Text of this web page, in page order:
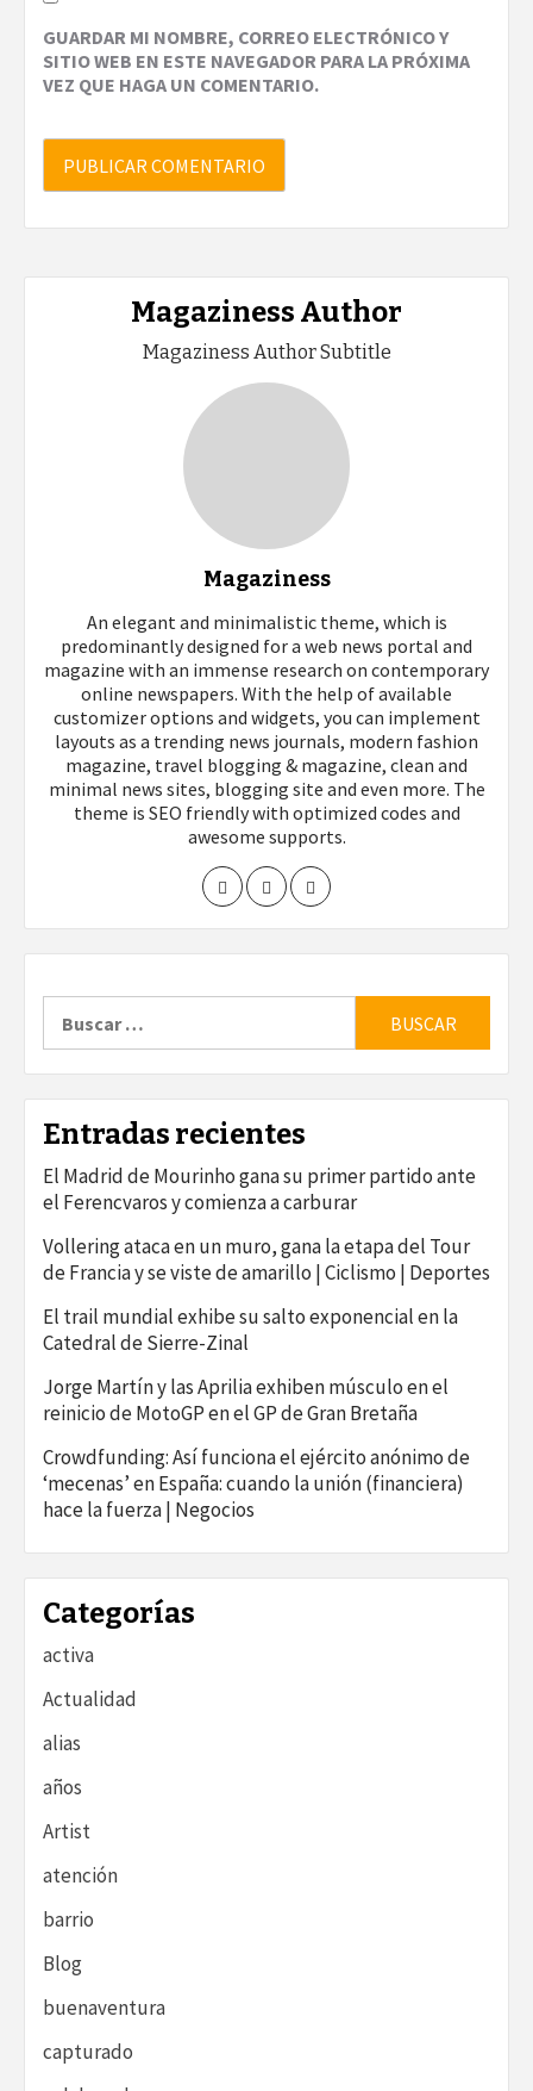
GUARDAR MI NOMBRE, CORREO ELECTRÓNICO Y
SITIO WEB EN ESTE NAVEGADOR PARA LA PRÓXIMA
VEZ QUE HAGA UN COMENTARIO.
Magaziness Author
Magaziness Author Subtitle
Magaziness
An elegant and minimalistic theme, which is
predominantly designed for a web news portal and
magazine with an immense research on contemporary
online newspapers. With the help of available
customizer options and widgets, you can implement
layouts as a trending news journals, modern fashion
magazine, travel blogging & magazine, clean and
minimal news sites, blogging site and even more. The
theme is SEO friendly with optimized codes and
awesome supports.
Entradas recientes
El Madrid de Mourinho gana su primer partido ante
el Ferencvaros y comienza a carburar
Vollering ataca en un muro, gana la etapa del Tour
de Francia y se viste de amarillo | Ciclismo | Deportes
El trail mundial exhibe su salto exponencial en la
Catedral de Sierre-Zinal
Jorge Martín y las Aprilia exhiben músculo en el
reinicio de MotoGP en el GP de Gran Bretaña
Crowdfunding: Así funciona el ejército anónimo de
‘mecenas’ en España: cuando la unión (financiera)
hace la fuerza | Negocios
Categorías
activa
Actualidad
alias
años
Artist
atención
barrio
Blog
buenaventura
capturado